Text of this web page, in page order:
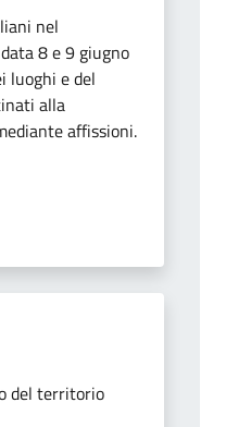
nel
8 e 9 giugno
luoghi e del
alla
affissioni.
del territorio